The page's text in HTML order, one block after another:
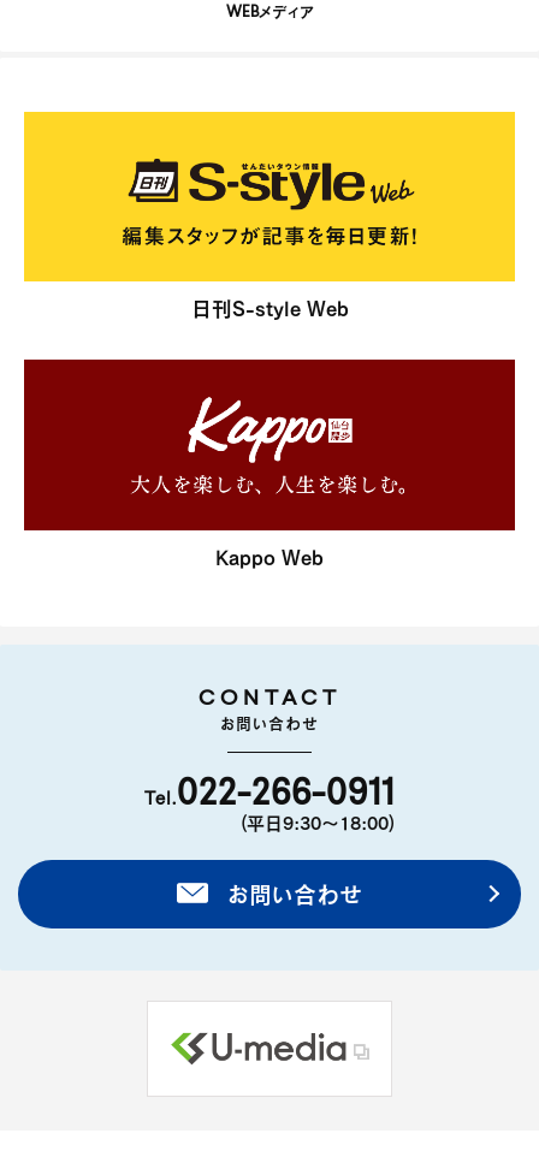
WEBメディア
日刊S-style Web
Kappo Web
CONTACT
お問い合わせ
Tel.022-266-0911
(平日9:30〜18:00)
お問い合わせ